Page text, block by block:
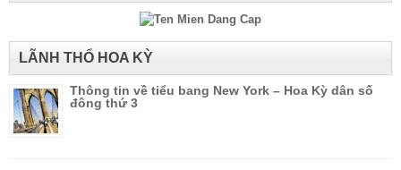
LÃNH THỔ HOA KỲ
Thông tin về tiểu bang New York – Hoa Kỳ dân số
đông thứ 3